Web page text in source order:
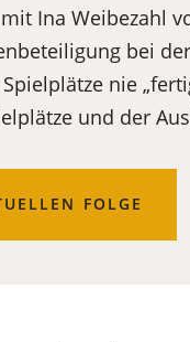
Ina Weibezahl
bei
nie
und der
FOLGE